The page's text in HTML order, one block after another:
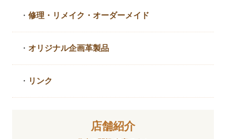
・修理・リメイク・ オーダーメイド
・ オリジナル企画革製品
・ リンク
店舗紹介